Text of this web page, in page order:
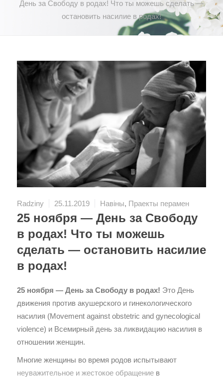
День за Свободу в родах! Что ты можешь сделать —
остановить насилие в родах!
Radziny 25.11.2019 Навіны, Праекты перамен
25 ноября — День за Свободу
в родах! Что ты можешь
сделать — остановить насилие
в родах!
25 ноября — День за Свободу в родах! Это День
движения против акушерского и гинекологического
насилия (Movement against obstetric and gynecological
violence) и Всемирный день за ликвидацию насилия в
отношении женщин.
Многие женщины во время родов испытывают
неуважительное и жестокое обращениев